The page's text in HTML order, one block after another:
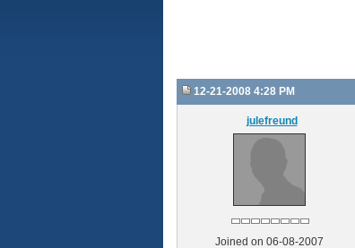
12-21-2008 4:28 PM
julefreund
Joined on 06-08-2007